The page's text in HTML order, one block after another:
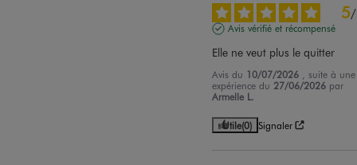
5/
Avis vérifié et récompensé
Elle ne veut plus le quitter
Avis du 10/07/2026
, suite à une
expérience du 27/06/2026 par
Armelle L.
Utile(0) Signaler